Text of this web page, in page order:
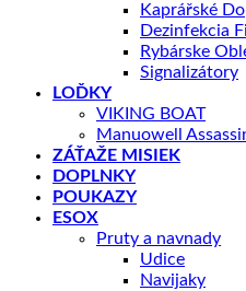
Kaprářské
Dezinfekcia
Rybárske
Signalizátory
LOĎKY
VIKING BOAT
Manuowell
ZÁŤAŽE MISIEK
DOPLNKY
POUKAZY
ESOX
Pruty a navnady
Udice
Navijaky